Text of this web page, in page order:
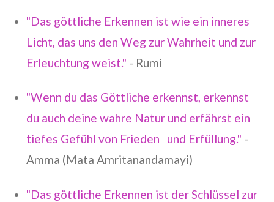
"Das göttliche Erkennen ist wie ein inneres
Licht, das uns den Weg zur Wahrheit und zur
Erleuchtung weist." - Rumi
"Wenn du das Göttliche erkennst, erkennst
du auch deine wahre Natur und erfährst ein
tiefes Gefühl von Frieden und Erfüllung." -
Amma (Mata Amritanandamayi)
"Das göttliche Erkennen ist der Schlüssel zur